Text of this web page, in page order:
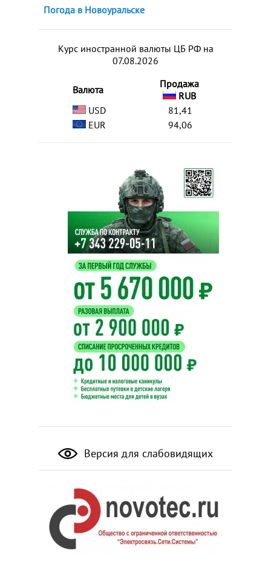
Погода в Новоуральске
Курс иностранной валюты ЦБ РФ на
07.08.2026
Валюта
Продажа
RUB
USD
81,41
EUR
94,06
Версия для слабовидящих